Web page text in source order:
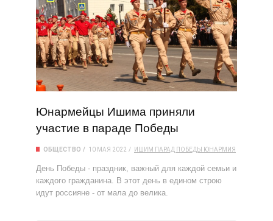
Юнармейцы Ишима приняли
участие в параде Победы
ОБЩЕСТВО 10 МАЯ 2022 ИШИМ ПАРАД ПОБЕДЫ ЮНАРМИЯ
День Победы - праздник, важный для каждой семьи и
каждого гражданина. В этот день в едином строю
идут россияне - от мала до велика.